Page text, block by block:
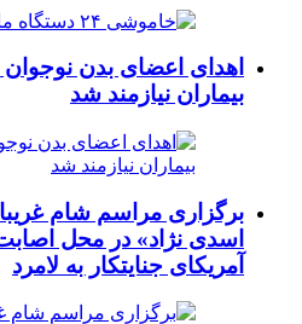
اهدای اعضای بدن
بیماران نیازمند شد
برگزاری مراسم شام
اسدی نژاد» در محل
آمریکای جنایتکار به لامرد